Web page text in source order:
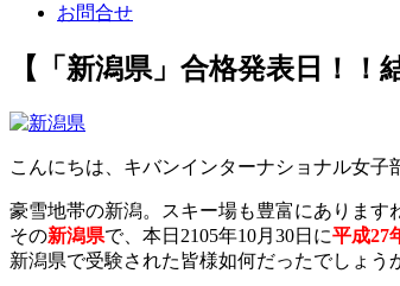
お問合せ
【「新潟県」合格発表日！
こんにちは、キバンインターナショナル女子
豪雪地帯の新潟。スキー場も豊富にあります
その新潟県で、本日2105年10月30日に平成27
新潟県で受験された皆様如何だったでしょう